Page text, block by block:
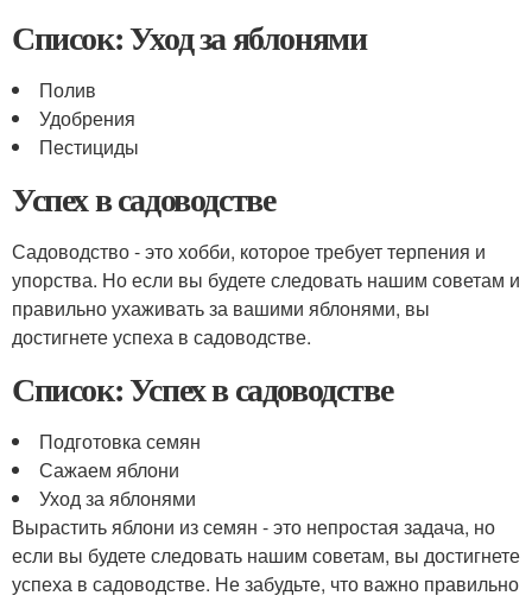
Список: Уход за яблонями
Полив
Удобрения
Пестициды
Успех в садоводстве
Садоводство - это хобби, которое требует терпения и
упорства. Но если вы будете следовать нашим советам и
правильно ухаживать за вашими яблонями, вы
достигнете успеха в садоводстве.
Список: Успех в садоводстве
Подготовка семян
Сажаем яблони
Уход за яблонями
Вырастить яблони из семян - это непростая задача, но
если вы будете следовать нашим советам, вы достигнете
успеха в садоводстве. Не забудьте, что важно правильно